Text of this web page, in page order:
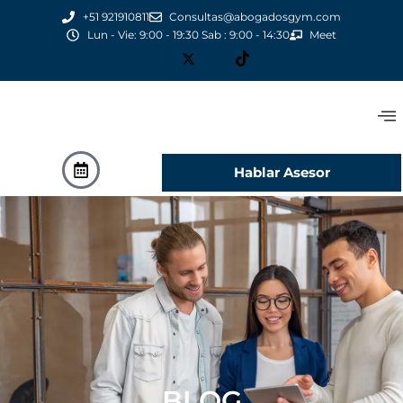
+51 921910811
Consultas@abogadosgym.com
Lun - Vie: 9:00 - 19:30 Sab : 9:00 - 14:30
Meet
Hablar Asesor